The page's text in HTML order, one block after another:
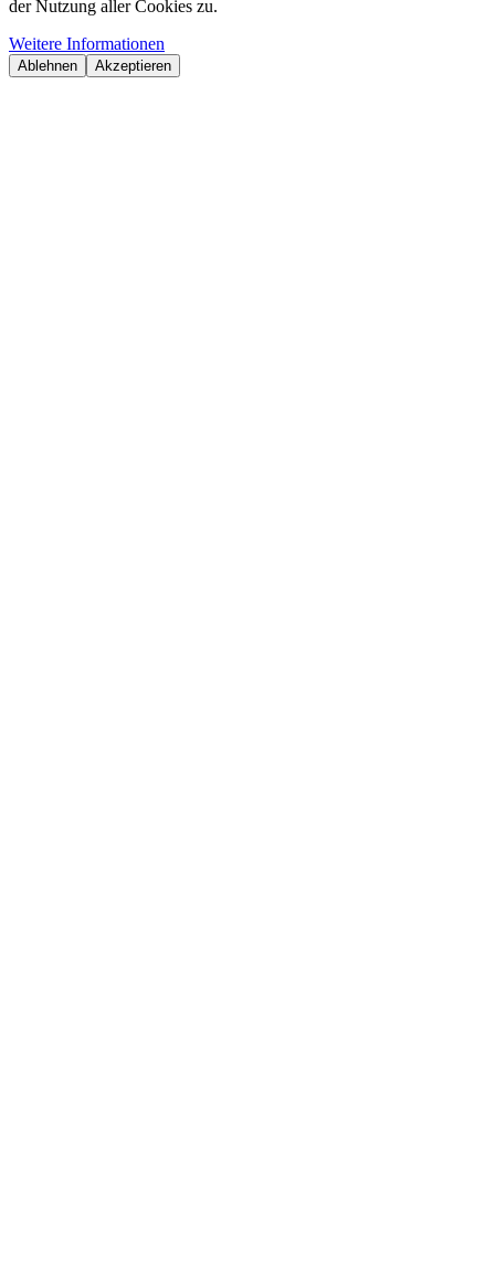
der Nutzung aller Cookies zu.
Weitere Informationen
Ablehnen Akzeptieren